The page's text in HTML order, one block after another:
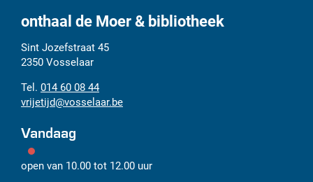
onthaal de Moer & bibliotheek
Adres
Sint Jozefstraat 45
2350 Vosselaar
Tel.
014 60 08 44
E-
mail
vrijetijd@vosselaar.be
Vandaag
open van 10.00 tot 12.00 uur